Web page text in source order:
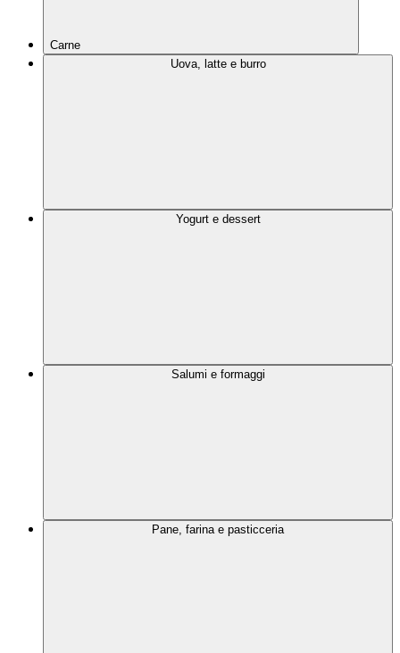
Carne
Uova, latte e burro
Yogurt e dessert
Salumi e formaggi
Pane, farina e pasticceria